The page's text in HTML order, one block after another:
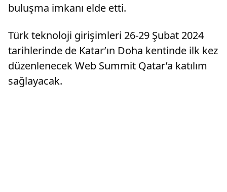
buluşma imkanı elde etti.
Türk teknoloji girişimleri 26-29 Şubat 2024
tarihlerinde de Katar’ın Doha kentinde ilk kez
düzenlenecek Web Summit Qatar’a katılım
sağlayacak.